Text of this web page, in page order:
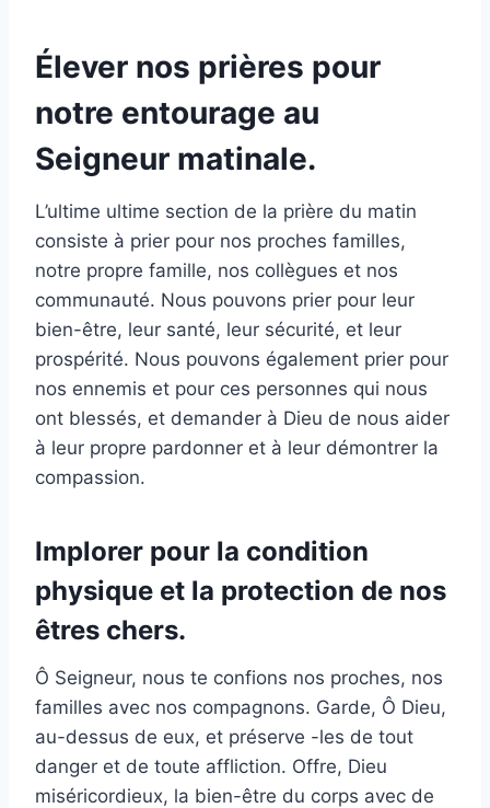
Élever nos prières pour
notre entourage au
Seigneur matinale.
L’ultime ultime section de la prière du matin
consiste à prier pour nos proches familles,
notre propre famille, nos collègues et nos
communauté. Nous pouvons prier pour leur
bien-être, leur santé, leur sécurité, et leur
prospérité. Nous pouvons également prier pour
nos ennemis et pour ces personnes qui nous
ont blessés, et demander à Dieu de nous aider
à leur propre pardonner et à leur démontrer la
compassion.
Implorer pour la condition
physique et la protection de nos
êtres chers.
Ô Seigneur, nous te confions nos proches, nos
familles avec nos compagnons. Garde, Ô Dieu,
au-dessus de eux, et préserve -les de tout
danger et de toute affliction. Offre, Dieu
miséricordieux, la bien-être du corps avec de